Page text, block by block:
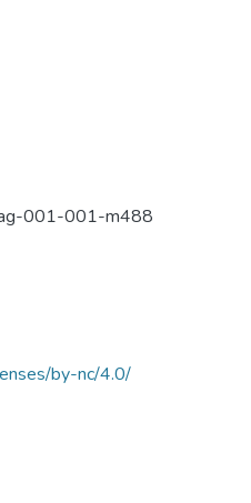
001-001-m488
by-nc/4.0/